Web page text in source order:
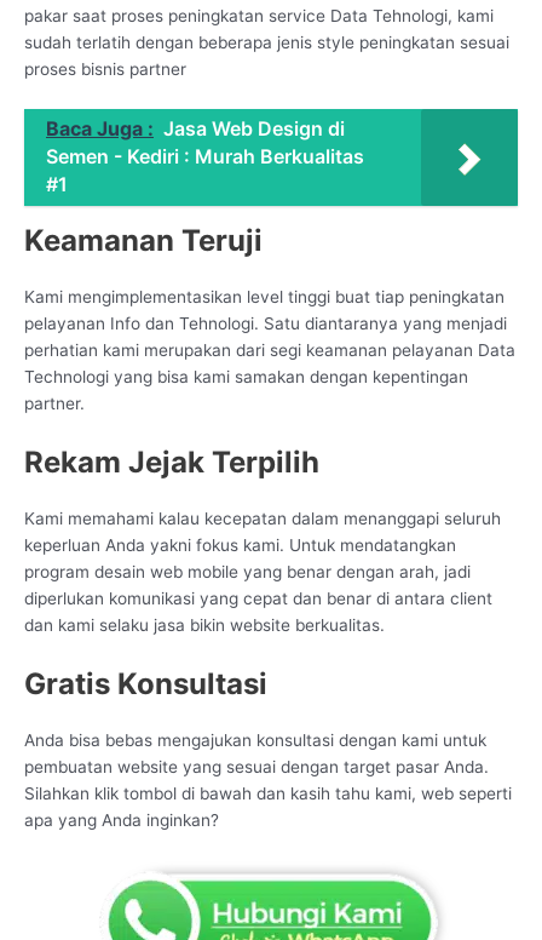
pakar saat proses peningkatan service Data Tehnologi, kami
sudah terlatih dengan beberapa jenis style peningkatan sesuai
proses bisnis partner
Baca Juga : Jasa Web Design di
Semen - Kediri : Murah Berkualitas
#1
Keamanan Teruji
Kami mengimplementasikan level tinggi buat tiap peningkatan
pelayanan Info dan Tehnologi. Satu diantaranya yang menjadi
perhatian kami merupakan dari segi keamanan pelayanan Data
Technologi yang bisa kami samakan dengan kepentingan
partner.
Rekam Jejak Terpilih
Kami memahami kalau kecepatan dalam menanggapi seluruh
keperluan Anda yakni fokus kami. Untuk mendatangkan
program desain web mobile yang benar dengan arah, jadi
diperlukan komunikasi yang cepat dan benar di antara client
dan kami selaku jasa bikin website berkualitas.
Gratis Konsultasi
Anda bisa bebas mengajukan konsultasi dengan kami untuk
pembuatan website yang sesuai dengan target pasar Anda.
Silahkan klik tombol di bawah dan kasih tahu kami, web seperti
apa yang Anda inginkan?